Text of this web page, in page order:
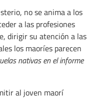
no se anima a los
a las profesiones
dirigir su atención a las
los maoríes parecen
nativas en el informe
al joven maorí